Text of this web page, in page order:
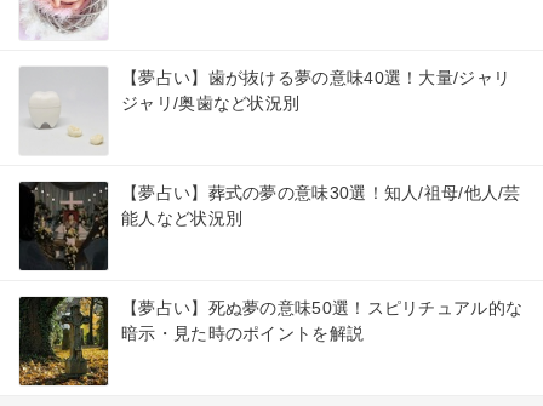
【夢占い】歯が抜ける夢の意味40選！大量/ジャリ
ジャリ/奥歯など状況別
【夢占い】葬式の夢の意味30選！知人/祖母/他人/芸
能人など状況別
【夢占い】死ぬ夢の意味50選！スピリチュアル的な
暗示・見た時のポイントを解説